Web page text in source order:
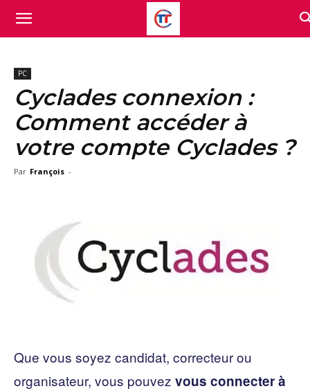
PC
Cyclades connexion :
Comment accéder à
votre compte Cyclades ?
Par François -
Que vous soyez candidat, correcteur ou
organisateur, vous pouvez vous connecter à